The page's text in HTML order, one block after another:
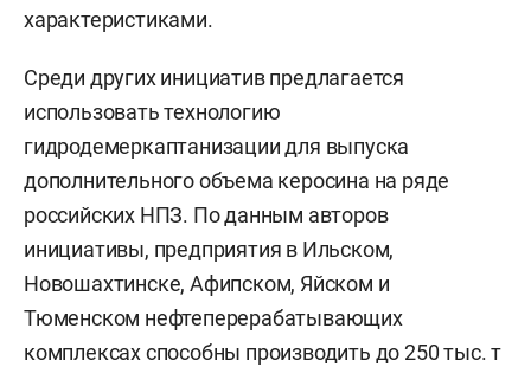
характеристиками.
Среди других инициатив предлагается
использовать технологию
гидродемеркаптанизации для выпуска
дополнительного объема керосина на ряде
российских НПЗ. По данным авторов
инициативы, предприятия в Ильском,
Новошахтинске, Афипском, Яйском и
Тюменском нефтеперерабатывающих
комплексах способны производить до 250 тыс. т